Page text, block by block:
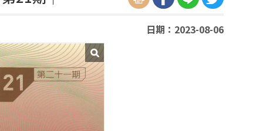
日期：2023-08-06